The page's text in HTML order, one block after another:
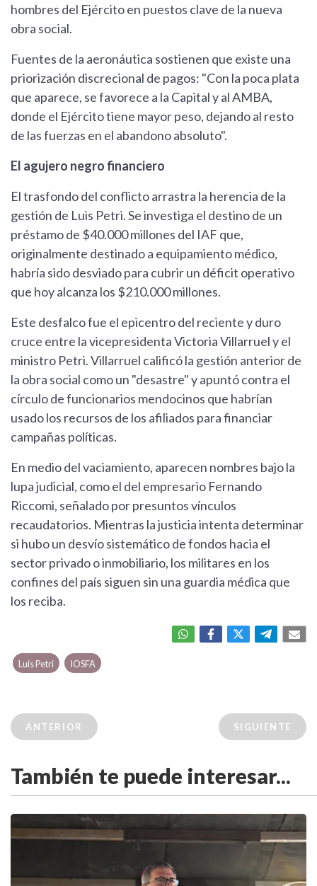
hombres del Ejército en puestos clave de la nueva
obra social.
Fuentes de la aeronáutica sostienen que existe una
priorización discrecional de pagos: "Con la poca plata
que aparece, se favorece a la Capital y al AMBA,
donde el Ejército tiene mayor peso, dejando al resto
de las fuerzas en el abandono absoluto".
El agujero negro financiero
El trasfondo del conflicto arrastra la herencia de la
gestión de Luis Petri. Se investiga el destino de un
préstamo de $40.000 millones del IAF que,
originalmente destinado a equipamiento médico,
habría sido desviado para cubrir un déficit operativo
que hoy alcanza los $210.000 millones.
Este desfalco fue el epicentro del reciente y duro
cruce entre la vicepresidenta Victoria Villarruel y el
ministro Petri. Villarruel calificó la gestión anterior de
la obra social como un "desastre" y apuntó contra el
círculo de funcionarios mendocinos que habrían
usado los recursos de los afiliados para financiar
campañas políticas.
En medio del vaciamiento, aparecen nombres bajo la
lupa judicial, como el del empresario Fernando
Riccomi, señalado por presuntos vínculos
recaudatorios. Mientras la justicia intenta determinar
si hubo un desvío sistemático de fondos hacia el
sector privado o inmobiliario, los militares en los
confines del país siguen sin una guardia médica que
los reciba.
Luis Petri IOSFA
ANTERIOR SIGUIENTE
También te puede interesar...